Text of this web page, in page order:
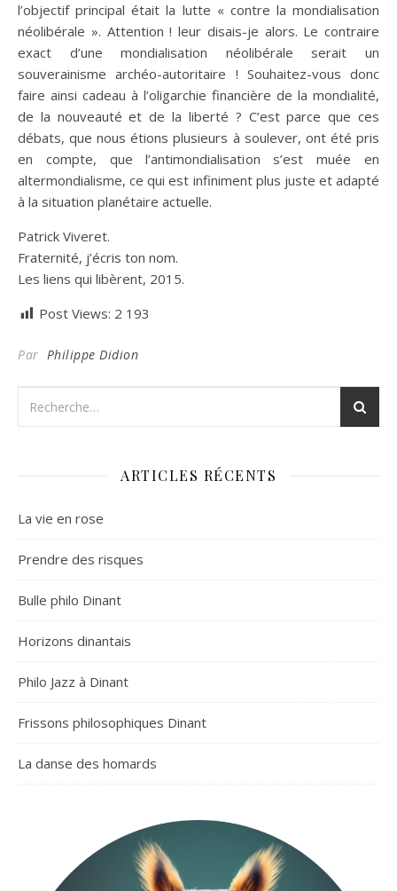
l’objectif principal était la lutte « contre la mondialisation
néolibérale ». Attention ! leur disais-je alors. Le contraire
exact d’une mondialisation néolibérale serait un
souverainisme archéo-autoritaire ! Souhaitez-vous donc
faire ainsi cadeau à l’oligarchie financière de la mondialité,
de la nouveauté et de la liberté ? C’est parce que ces
débats, que nous étions plusieurs à soulever, ont été pris
en compte, que l’antimondialisation s’est muée en
altermondialisme, ce qui est infiniment plus juste et adapté
à la situation planétaire actuelle.
Patrick Viveret.
Fraternité, j’écris ton nom.
Les liens qui libèrent, 2015.
Post Views: 2 193
Par Philippe Didion
ARTICLES RÉCENTS
La vie en rose
Prendre des risques
Bulle philo Dinant
Horizons dinantais
Philo Jazz à Dinant
Frissons philosophiques Dinant
La danse des homards